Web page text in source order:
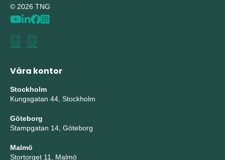
© 2026 TNG
Våra kontor
Stockholm
Kungsgatan 44, Stockholm
Göteborg
Stampgatan 14, Göteborg
Malmö
Stortorget 11, Malmö